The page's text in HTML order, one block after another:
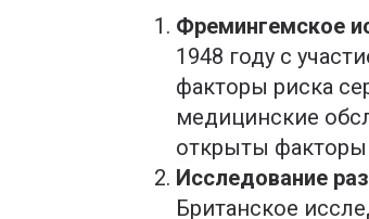
Фремингемское
1948 году с
факторы риска
медицинские
открыты факторы
Исследование
Британское